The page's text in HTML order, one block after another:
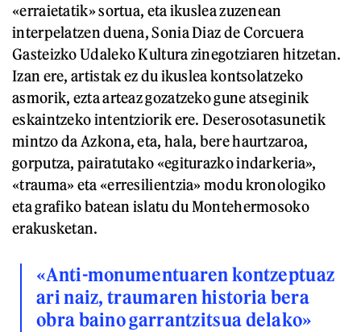
«erraietatik» sortua, eta ikuslea zuzenean
interpelatzen duena, Sonia Diaz de Corcuera
Gasteizko Udaleko Kultura zinegotziaren hitzetan.
Izan ere, artistak ez du ikuslea kontsolatzeko
asmorik, ezta arteaz gozatzeko gune atseginik
eskaintzeko intentziorik ere. Deserosotasunetik
mintzo da Azkona, eta, hala, bere haurtzaroa,
gorputza, pairatutako «egiturazko indarkeria»,
«trauma» eta «erresilientzia» modu kronologiko
eta grafiko batean islatu du Montehermosoko
erakusketan.
«Anti-monumentuaren kontzeptuaz
ari naiz, traumaren historia bera
obra baino garrantzitsua delako»